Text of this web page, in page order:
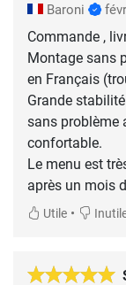
Baroni
Commande ,
Montage sans
en Français
Grande
sans problème
confortable.
Le menu est
après un mois
Utile •